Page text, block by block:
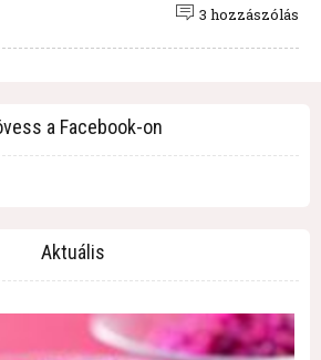
3 hozzászólás
a Facebook-on
Aktuális